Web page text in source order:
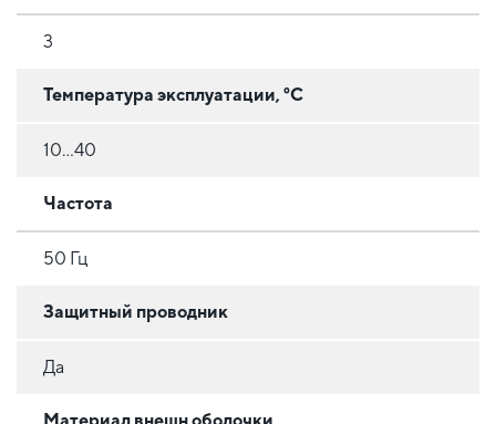
3
Температура эксплуатации, °C
10...40
Частота
50 Гц
Защитный проводник
Да
Материал внешн оболочки